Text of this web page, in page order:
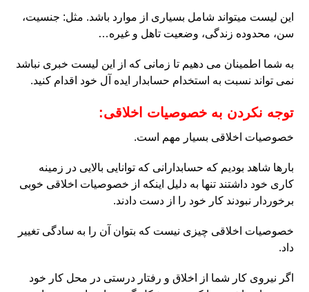
این لیست میتواند شامل بسیاری از موارد باشد. مثل: جنسیت،
سن، محدوده زندگی، وضعیت تاهل و غیره…
به شما اطمینان می دهیم تا زمانی که از این لیست خبری نباشد
نمی تواند نسبت به استخدام حسابدار ایده آل خود اقدام کنید.
توجه نکردن به خصوصیات اخلاقی:
خصوصیات اخلاقی بسیار مهم است.
بارها شاهد بودیم که حسابدارانی که توانایی بالایی در زمینه
کاری خود داشتند تنها به دلیل اینکه از خصوصیات اخلاقی خوبی
برخوردار نبودند کار خود را از دست دادند.
خصوصیات اخلاقی چیزی نیست که بتوان آن را به سادگی تغییر
داد.
اگر نیروی کار شما از اخلاق و رفتار درستی در محل کار خود